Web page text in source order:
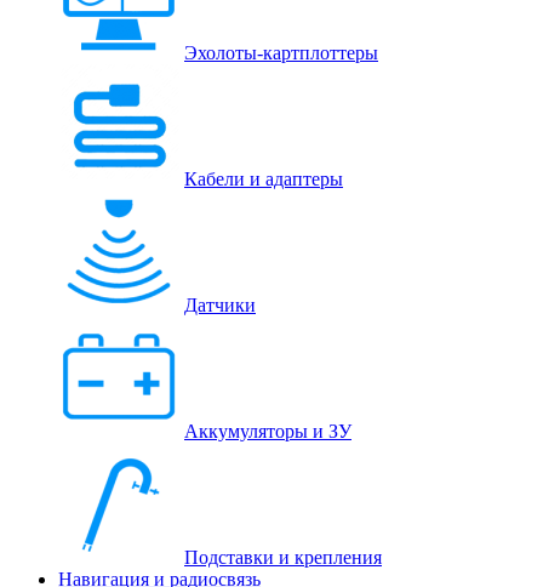
Эхолоты-картплоттеры
Кабели и адаптеры
Датчики
Аккумуляторы и ЗУ
Подставки и крепления
Навигация и радиосвязь